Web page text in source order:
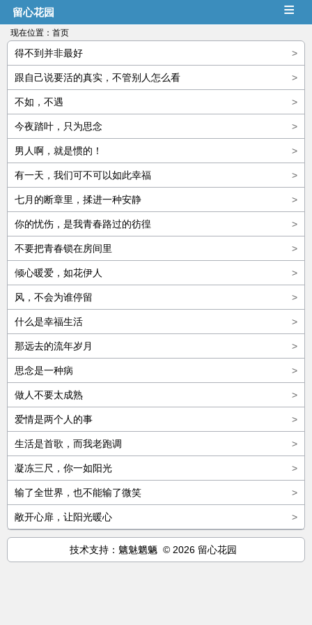
留心花园 ≡
现在位置： 首页
>
得不到并非最好
>
跟自己说要活的真实，不管别人怎么看
>
不如，不遇
>
今夜踏叶，只为思念
>
男人啊，就是惯的！
>
有一天，我们可不可以如此幸福
>
七月的断章里，揉进一种安静
>
你的忧伤，是我青春路过的彷徨
>
不要把青春锁在房间里
>
倾心暖爱，如花伊人
>
风，不会为谁停留
>
什么是幸福生活
>
那远去的流年岁月
>
思念是一种病
>
做人不要太成熟
>
爱情是两个人的事
>
生活是首歌，而我老跑调
>
凝冻三尺，你一如阳光
>
输了全世界，也不能输了微笑
>
敞开心扉，让阳光暖心
技术支持：魑魅魍魉 © 2026 留心花园